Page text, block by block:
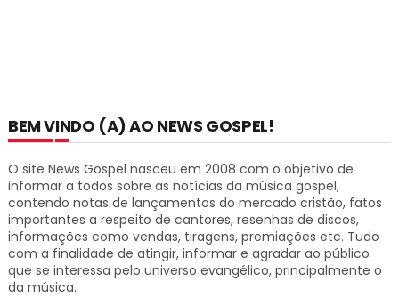
BEM VINDO (A) AO NEWS GOSPEL!
O site News Gospel nasceu em 2008 com o objetivo de
informar a todos sobre as notícias da música gospel,
contendo notas de lançamentos do mercado cristão, fatos
importantes a respeito de cantores, resenhas de discos,
informações como vendas, tiragens, premiações etc. Tudo
com a finalidade de atingir, informar e agradar ao público
que se interessa pelo universo evangélico, principalmente o
da música.